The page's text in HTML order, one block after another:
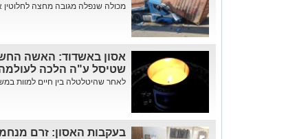
מכולה שנפלה מגובה מחצה
אסון באשדוד: האשה
שטיסל ע"ה הלכה
לאחר שהיטלטלה בין חיים למוות
בעקבות האסון: זרם